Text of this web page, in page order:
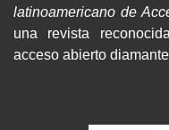
latinoamericano de
una revista
acceso abierto